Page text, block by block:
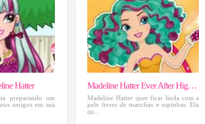
Hatter
preparando um
amigos em sua
Madeline Hatter Ever After High Facial
Madeline Hatter quer ficar linda com a
pele livres de manchas e espinhas. Ela
qu...